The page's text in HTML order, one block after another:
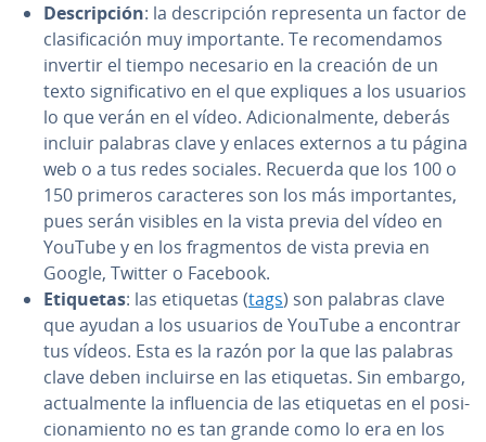
De­s­cri­p­ción: la de­s­cri­p­ción re­pre­se­n­ta un factor de
cla­si­fi­ca­ción muy im­po­r­ta­n­te. Te re­co­me­n­da­mos
invertir el tiempo necesario en la creación de un
texto si­g­ni­fi­ca­ti­vo en el que expliques a los usuarios
lo que verán en el vídeo. Adi­cio­na­l­me­n­te, deberás
incluir palabras clave y enlaces externos a tu página
web o a tus redes sociales. Recuerda que los 100 o
150 primeros ca­ra­c­te­res son los más im­po­r­ta­n­tes,
pues serán visibles en la vista previa del vídeo en
YouTube y en los fra­g­me­n­tos de vista previa en
Google, Twitter o Facebook.
Etiquetas: las etiquetas (tags) son palabras clave
que ayudan a los usuarios de YouTube a encontrar
tus vídeos. Esta es la razón por la que las palabras
clave deben incluirse en las etiquetas. Sin embargo,
ac­tua­l­me­n­te la in­flue­n­cia de las etiquetas en el po­si­
cio­na­mie­n­to no es tan grande como lo era en los